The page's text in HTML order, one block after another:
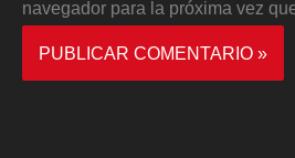
navegador para la próxima vez